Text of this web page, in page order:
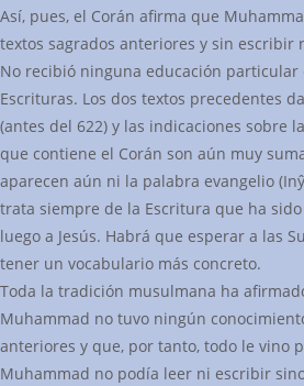
Así, pues, el Corán afirma que
textos sagrados anteriores y sin escribir
No recibió ninguna educación particular
Escrituras. Los dos textos precedentes
(antes del 622) y las indicaciones sobre
que contiene el Corán son aún muy
aparecen aún ni la palabra evangelio
trata siempre de la Escritura que ha
luego a Jesús. Habrá que esperar a las
tener un vocabulario más concreto.
Toda la tradición musulmana ha
Muhammad no tuvo ningún
anteriores y que, por tanto, todo le vino
Muhammad no podía leer ni escribir